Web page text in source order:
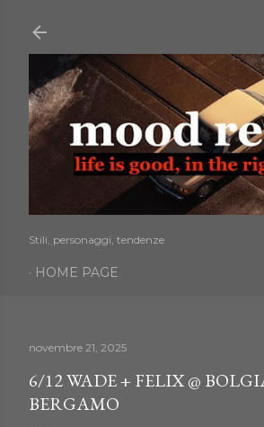
Stili, personaggi, tendenze
HOME PAGE
novembre 21, 2025
6/12 WADE + FELIX @
BERGAMO